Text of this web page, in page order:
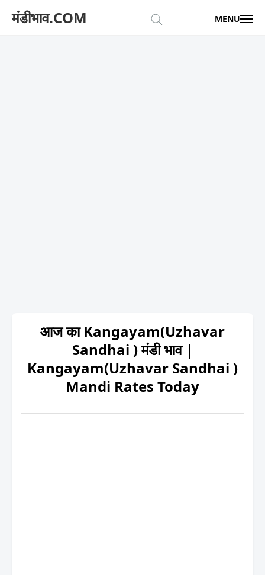
मंडीभाव.COM MENU
आज का Kangayam(Uzhavar
Sandhai ) मंडी भाव |
Kangayam(Uzhavar Sandhai )
Mandi Rates Today